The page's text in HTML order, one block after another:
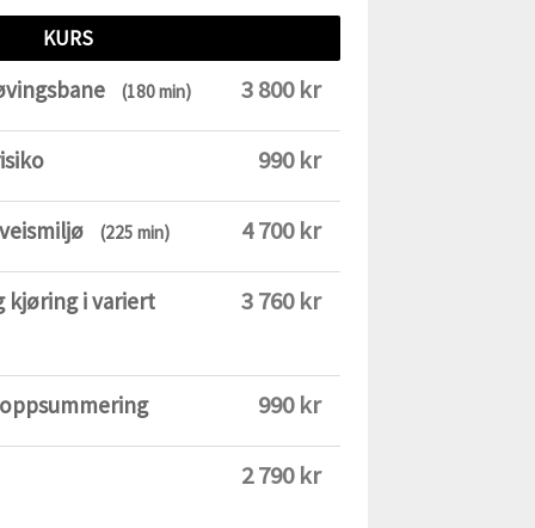
KURS
(180 min) 3 800 kr
990 kr
(225 min) 4 700 kr
kjøring i variert
3 760 kr
990 kr
2 790 kr